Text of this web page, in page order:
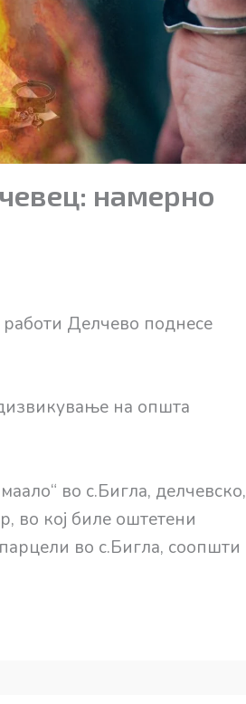
намерно
Делчево поднесе
на општа
во с.Бигла, делчевско,
во кој биле оштетени
во с.Бигла, соопшти